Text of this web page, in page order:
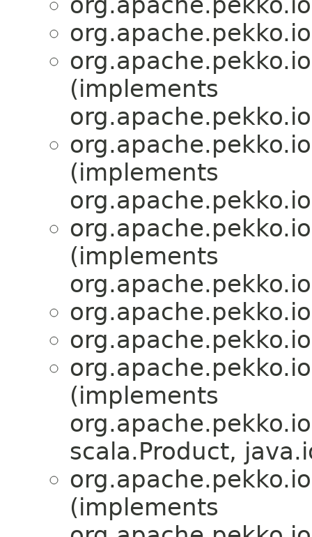
(implements
(implements
(implements
(implements
scala.Product,
(implements